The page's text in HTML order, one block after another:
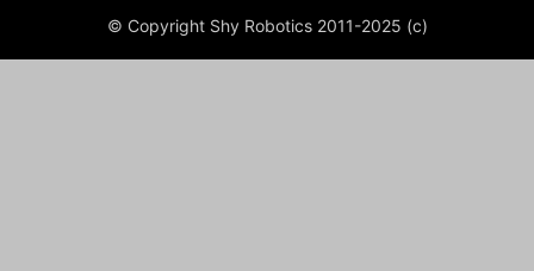
© Copyright Shy Robotics 2011-2025 (c)